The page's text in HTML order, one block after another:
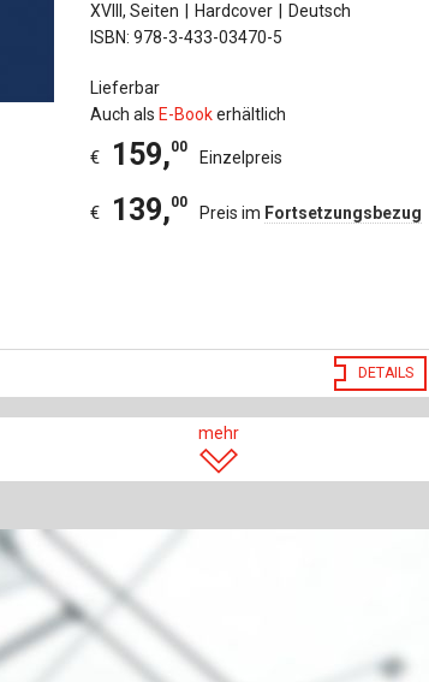
XVIII, Seiten
Hardcover
Deutsch
ISBN: 978-3-433-03470-5
Lieferbar
Auch als E-Bookerhältlich
€ 159,00
Einzelpreis
€ 139,00
Preis im Fortsetzungsbezug
DETAILS
mehr